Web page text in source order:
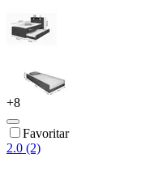
+8
Favoritar
2.0 (2)